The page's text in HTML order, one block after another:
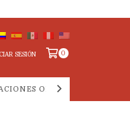
SESIÓN 0
ONLINE